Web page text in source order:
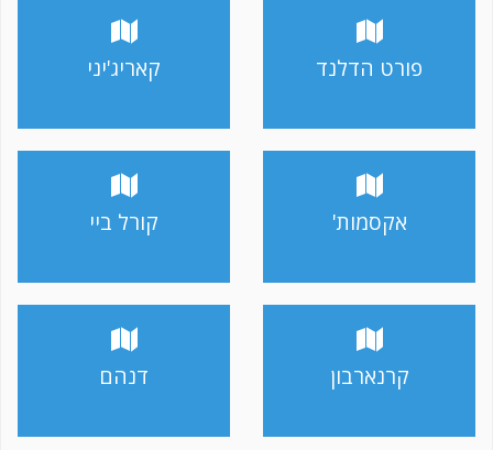
פורט הדלנד קאריג'יני
אקסמות' קורל ביי
קרנארבון דנהם